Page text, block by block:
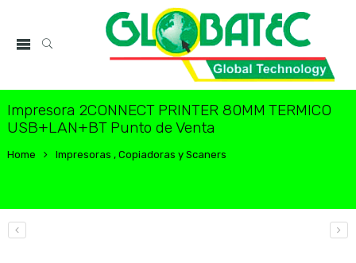
Impresora 2CONNECT PRINTER 80MM TERMICO
USB+LAN+BT Punto de Venta
Home Impresoras , Copiadoras y Scaners